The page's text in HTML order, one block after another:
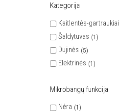
Kategorija
Kaitlentės-gartraukiai
Šaldytuvas 1
Dujinės 5
Elektrinės 1
Mikrobangų funkcija
Nėra
1